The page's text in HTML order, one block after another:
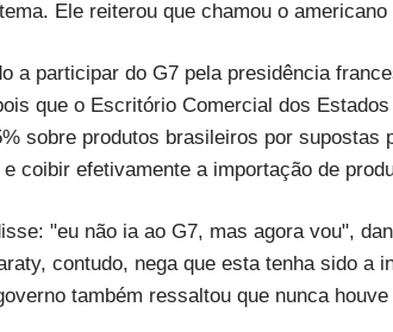
Ele reiterou que chamou o americano
a participar do G7 pela presidência
que o Escritório Comercial dos
sobre produtos brasileiros por
coibir efetivamente a importação de
"eu não ia ao G7, mas agora vou",
contudo, nega que esta tenha sido a
também ressaltou que nunca